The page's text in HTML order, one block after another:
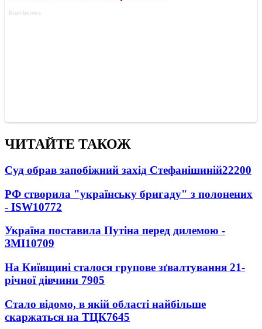
ЧИТАЙТЕ ТАКОЖ
Суд обрав запобіжний захід Стефанішиній22200
РФ створила "українську бригаду" з полонених
- ISW10772
Україна поставила Путіна перед дилемою -
ЗМІ10709
На Київщині сталося групове зґвалтування 21-
річної дівчини 7905
Стало відомо, в якій області найбільше
скаржаться на ТЦК7645